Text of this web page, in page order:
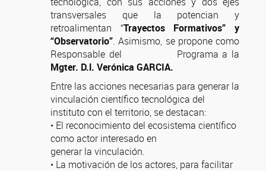
transversales que la potencian y
retroalimentan “Trayectos Formativos” y
“Observatorio”. Asimismo, se propone como
Responsable del Programa a la
Mgter. D.l. Verónica GARCIA.
Entre las acciones necesarias para generar la
vinculación científico tecnológica del
instituto con el territorio, se destacan:
• El reconocimiento del ecosistema científico
como actor interesado en
generar la vinculación.
• La motivación de los actores, para facilitar